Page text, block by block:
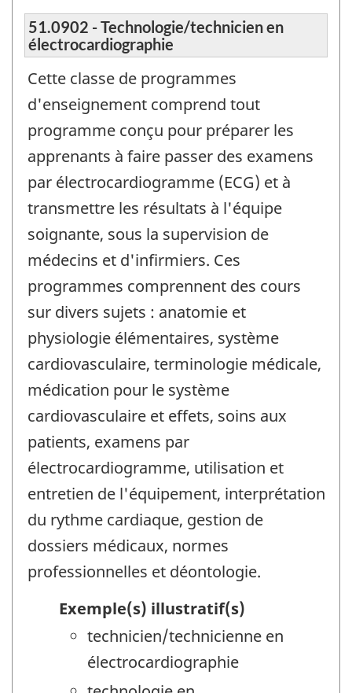
51.0902 - Technologie/technicien en
électrocardiographie
Cette classe de programmes
d'enseignement comprend tout
programme conçu pour préparer les
apprenants à faire passer des examens
par électrocardiogramme (ECG) et à
transmettre les résultats à l'équipe
soignante, sous la supervision de
médecins et d'infirmiers. Ces
programmes comprennent des cours
sur divers sujets : anatomie et
physiologie élémentaires, système
cardiovasculaire, terminologie médicale,
médication pour le système
cardiovasculaire et effets, soins aux
patients, examens par
électrocardiogramme, utilisation et
entretien de l'équipement, interprétation
du rythme cardiaque, gestion de
dossiers médicaux, normes
professionnelles et déontologie.
Exemple(s) illustratif(s)
technicien/technicienne en
électrocardiographie